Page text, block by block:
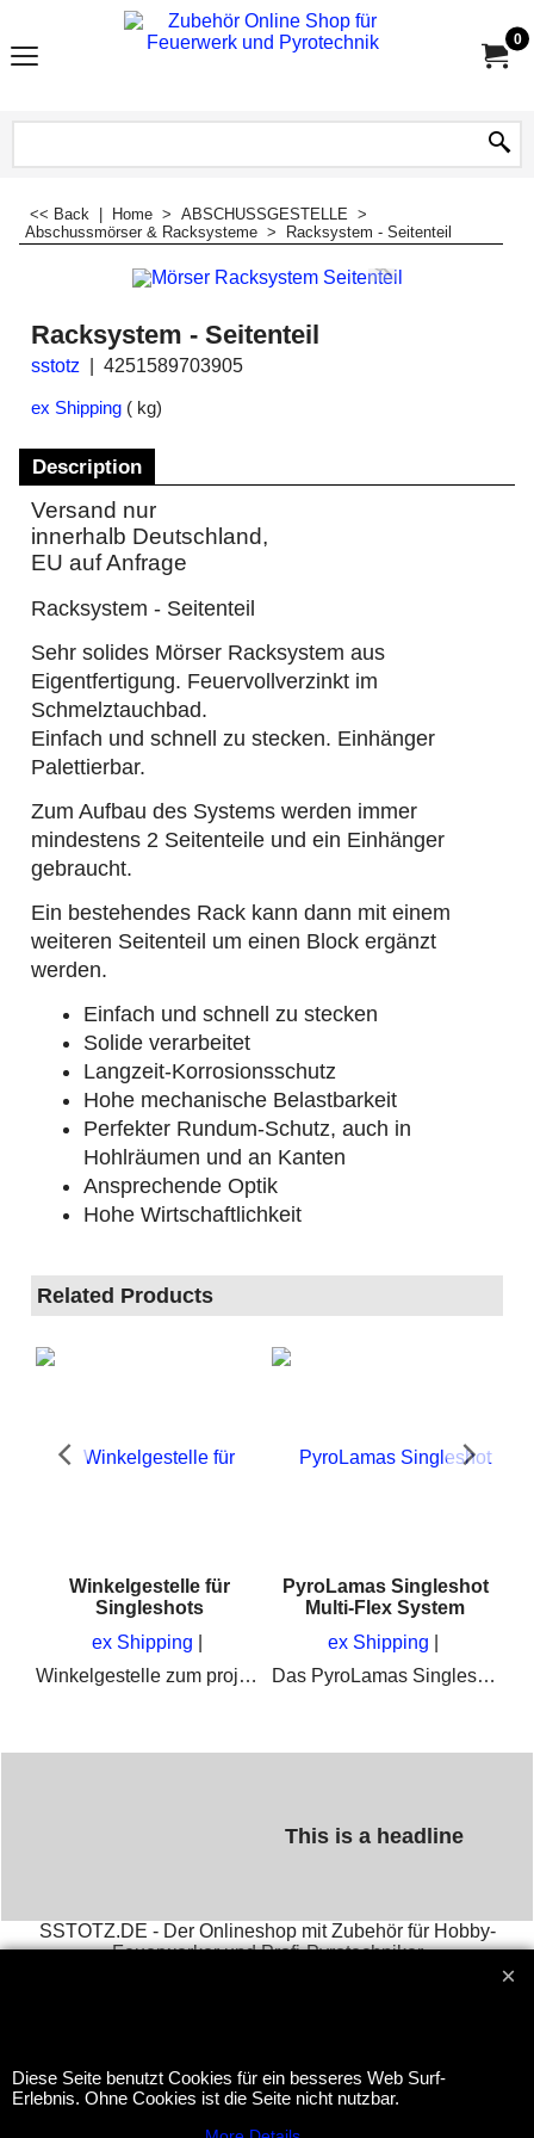
0
<< Back Home > ABSCHUSSGESTELLE >
Abschussmörser & Racksysteme > Racksystem - Seitenteil
Racksystem - Seitenteil
sstotz 4251589703905
ex Shipping kg
Description
Versand nur
innerhalb Deutschland,
EU auf Anfrage
Racksystem - Seitenteil
Sehr solides Mörser Racksystem aus
Eigentfertigung. Feuervollverzinkt im
Schmelztauchbad.
Einfach und schnell zu stecken. Einhänger
Palettierbar.
Zum Aufbau des Systems werden immer
mindestens 2 Seitenteile und ein Einhänger
gebraucht.
Ein bestehendes Rack kann dann mit einem
weiteren Seitenteil um einen Block ergänzt
werden.
Einfach und schnell zu stecken
Solide verarbeitet
Langzeit-Korrosionsschutz
Hohe mechanische Belastbarkeit
Perfekter Rundum-Schutz, auch in
Hohlräumen und an Kanten
Ansprechende Optik
Hohe Wirtschaftlichkeit
Related Products
Winkelgestelle für
Singleshots
ex Shipping
Winkelgestelle zum projektieren von Singleshots und Feuertöpfe im Feuerwerk bei Musikfeuerwerken. Ideal auch für Profi-Pyrotechniker
PyroLamas Singleshot
Multi-Flex System
ex Shipping
Das PyroLamas Singleshot System ist Flexibel, leicht zu Handhaben und Robust
This is a headline
SSTOTZ.DE - Der Onlineshop mit Zubehör für Hobby-
Feuerwerker und Profi-Pyrotechniker
Tel. +49 40 742 127 80 ( ab 10
artificiales -
feu d'artifice - fuochi d'artificio
Diese Seite benutzt Cookies für ein besseres Web Surf-
Erlebnis. Ohne Cookies ist die Seite nicht nutzbar.